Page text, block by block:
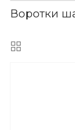
Воротки